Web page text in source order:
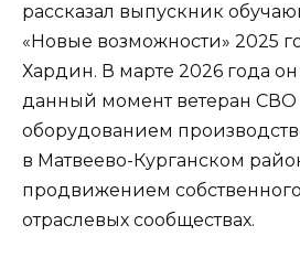
рассказал выпускник
«Новые возможности» 2025
Хардин. В марте 2026 года
данный момент ветеран СВО
оборудованием
в Матвеево-Курганском
продвижением
отраслевых сообществах.